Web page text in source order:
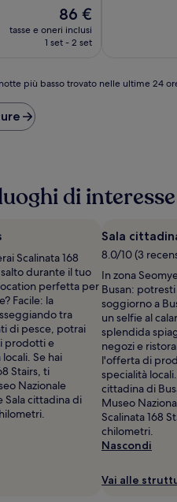
Il
prezzo
attuale
86 €
tasse e oneri inclusi
1 set - 2 set
notte più basso trovato nelle ultime 24
di
Scalinata 168
durante il tuo
perfetta per
Facile: la
tra
di pesce, potrai
prodotti e
Se hai
Stairs, ti
Nazionale
Sala cittadina di
Sala
8.0/10 (3
In zona
Busan:
soggiorno a
un selfie al
splendida
negozi e
l'offerta di
specialità
cittadina di
Museo
Scalinata 168
chilometri.
Nascondi
Vai alle